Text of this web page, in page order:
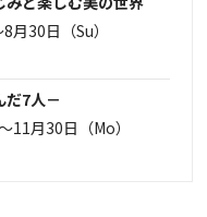
30日（Su）
だ7人－
11月30日（Mo）